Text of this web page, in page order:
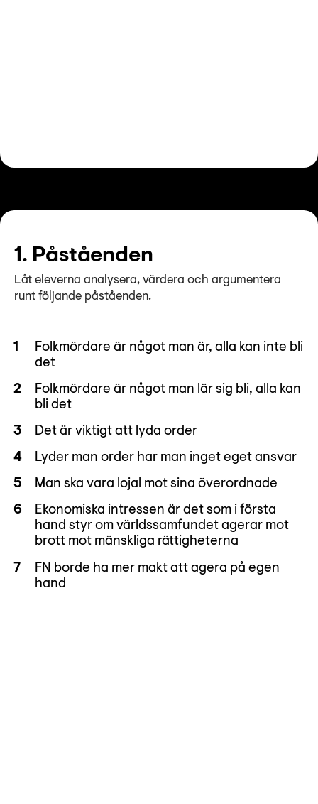
1. Påståenden
Låt eleverna analysera, värdera och argumentera
runt följande påståenden.
Folkmördare är något man är, alla kan inte bli
det
Folkmördare är något man lär sig bli, alla kan
bli det
Det är viktigt att lyda order
Lyder man order har man inget eget ansvar
Man ska vara lojal mot sina överordnade
Ekonomiska intressen är det som i första
hand styr om världssamfundet agerar mot
brott mot mänskliga rättigheterna
FN borde ha mer makt att agera på egen
hand